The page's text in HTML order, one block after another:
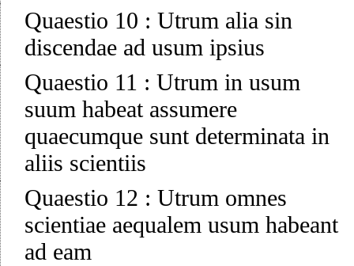
Quaestio 10 : Utrum alia sin
discendae ad usum ipsius
Quaestio 11 : Utrum in usum
suum habeat assumere
quaecumque sunt determinata in
aliis scientiis
Quaestio 12 : Utrum omnes
scientiae aequalem usum habeant
ad eam